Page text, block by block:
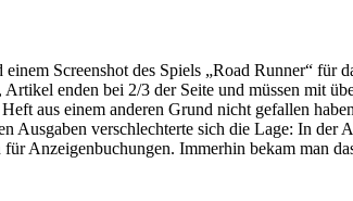
Screenshot des Spiels „Road Runner“ für
enden bei 2/3 der Seite und müssen mit
aus einem anderen Grund nicht gefallen
verschlechterte sich die Lage: In der
Anzeigenbuchungen. Immerhin bekam man